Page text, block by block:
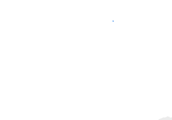
เริ่มต้นตั้งแต่วันนี้